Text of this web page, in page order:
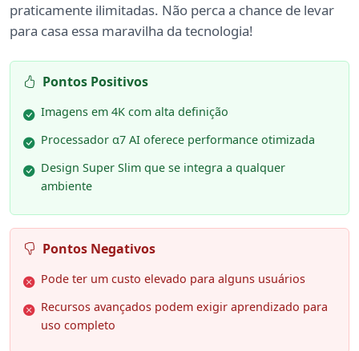
praticamente ilimitadas. Não perca a chance de levar
para casa essa maravilha da tecnologia!
Pontos Positivos
Imagens em 4K com alta definição
Processador α7 AI oferece performance otimizada
Design Super Slim que se integra a qualquer
ambiente
Pontos Negativos
Pode ter um custo elevado para alguns usuários
Recursos avançados podem exigir aprendizado para
uso completo